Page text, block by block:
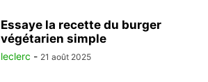
Essaye la recette du burger
végétarien simple
leclerc - 21 août 2025